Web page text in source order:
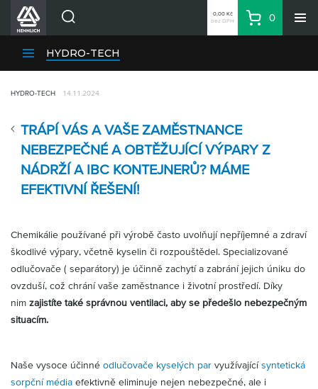
Divize HENNLICH
Aktuality
Kariéra
O firmě
Kontakty
Přihlásit se
CZK
Nákupní seznam
Partner
0,00 Kč
bez DPH
Košík
0
HYDRO-TECH
TRÁPÍ VÁS A VAŠE ZAMĚSTNANCE
NEBEZPEČNÉ A OBTĚŽUJÍCÍ VÝPARY Z
NÁDRŽÍ A IBC KONTEJNERŮ? MÁME
EFEKTIVNÍ ŘEŠENÍ!
HYDRO-TECH 14.11.2024
Chemikálie používané při výrobě často uvolňují nepříjemné a zdraví
škodlivé výpary, včetně kyselin či rozpouštědel. Specializované
odlučovače ( separátory) je účinně zachytí a zabrání jejich úniku do
ovzduší, což chrání vaše zaměstnance i životní prostředí. Díky
nim zajistíte také správnou ventilaci, aby se předešlo nebezpečným
situacím.
Naše vysoce účinné odlučovače kyselých par využívajícísyntetická
sorpční média efektivně eliminuje nejen nebezpečné, ale i